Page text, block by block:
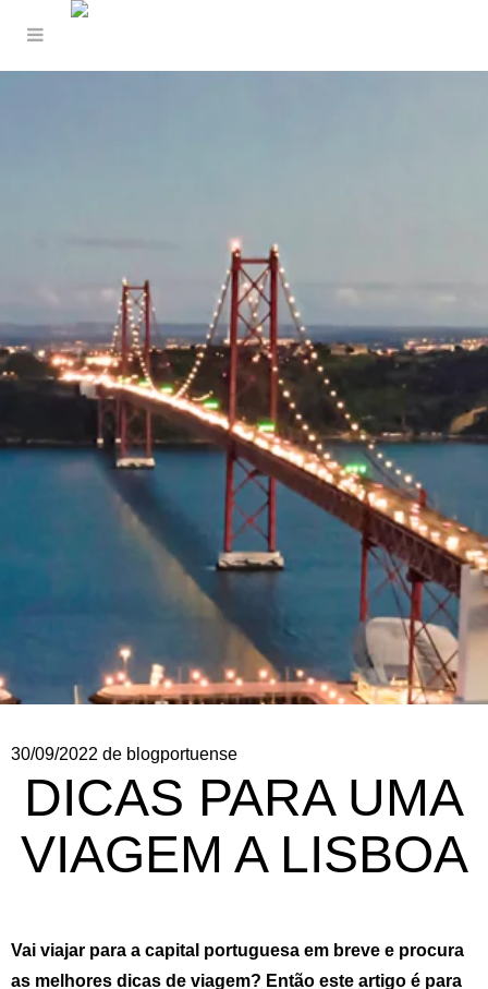
30/09/2022 de blogportuense
DICAS PARA UMA
VIAGEM A LISBOA
Vai viajar para a capital portuguesa em breve e procura
as melhores dicas de viagem? Então este artigo é para